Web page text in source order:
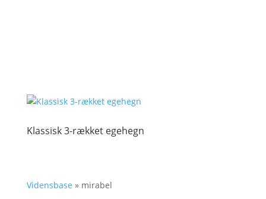
Klassisk 3-rækket egehegn
Vidensbase » mirabel